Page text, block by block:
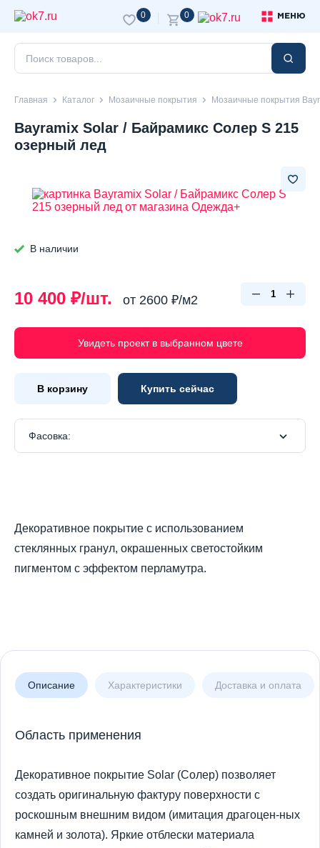
0 0 МЕНЮ
Главная Каталог Мозаичные покрытия Мозаичные покрытия
Bayramix Solar / Байрамикс Солер S 215
озерный лед
В наличии
10 400 ₽/шт. от 2600 ₽/м2
Увидеть проект в выбранном цвете
В корзину Купить сейчас
Фасовка:
Декоративное покрытие с использованием
стеклянных гранул, окрашенных светостойким
пигментом с эффектом перламутра.
Описание Характеристики Доставка и оплата
Область применения
Декоративное покрытие Solar (Солер) позволяет
создать оригинальную фактуру поверхности с
роскошным внешним видом (имитация драгоцен-ных
камней и золота). Яркие отблески материала